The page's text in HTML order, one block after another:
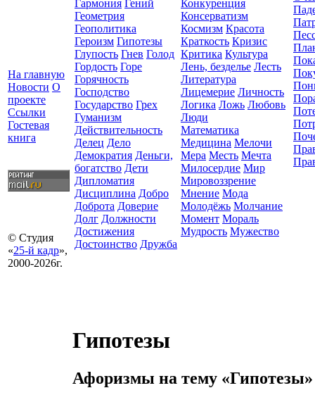
На главную
Новости О
проекте
Ссылки
Гостевая
книга
© Студия
«25-й кадр»,
2000-2026г.
Гармония Гений
Геометрия
Геополитика
Героизм Гипотезы
Глупость Гнев Голод
Гордость Горе
Горячность
Господство
Государство Грех
Гуманизм
Действительность
Делец Дело
Демократия Деньги,
богатство Дети
Дипломатия
Дисциплина Добро
Доброта Доверие
Долг Должности
Достижения
Достоинство Дружба
Конкуренция
Консерватизм
Космизм Красота
Краткость Кризис
Критика Культура
Лень, безделье Лесть
Литература
Лицемерие Личность
Логика Ложь Любовь
Люди
Математика
Медицина Мелочи
Мера Месть Мечта
Милосердие Мир
Мировоззрение
Мнение Мода
Молодёжь Молчание
Момент Мораль
Мудрость Мужество
Гипотезы
Афоризмы на тему «Гипотезы»